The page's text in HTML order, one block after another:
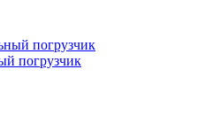
погрузчик